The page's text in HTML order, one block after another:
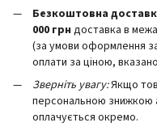
Безкоштовна
000 грн доставка в
(за умови оформлення
оплати за ціною,
Зверніть увагу:Якщо
персональною знижкою
оплачується окремо.